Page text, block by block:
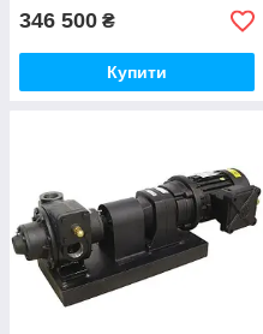
346 500 ₴
Купити